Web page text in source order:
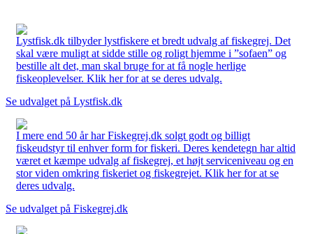
Lystfisk.dk tilbyder lystfiskere et bredt udvalg af fiskegrej. Det
skal være muligt at sidde stille og roligt hjemme i ”sofaen” og
bestille alt det, man skal bruge for at få nogle herlige
fiskeoplevelser. Klik her for at se deres udvalg.
Se udvalget på Lystfisk.dk
I mere end 50 år har Fiskegrej.dk solgt godt og billigt
fiskeudstyr til enhver form for fiskeri. Deres kendetegn har altid
været et kæmpe udvalg af fiskegrej, et højt serviceniveau og en
stor viden omkring fiskeriet og fiskegrejet. Klik her for at se
deres udvalg.
Se udvalget på Fiskegrej.dk